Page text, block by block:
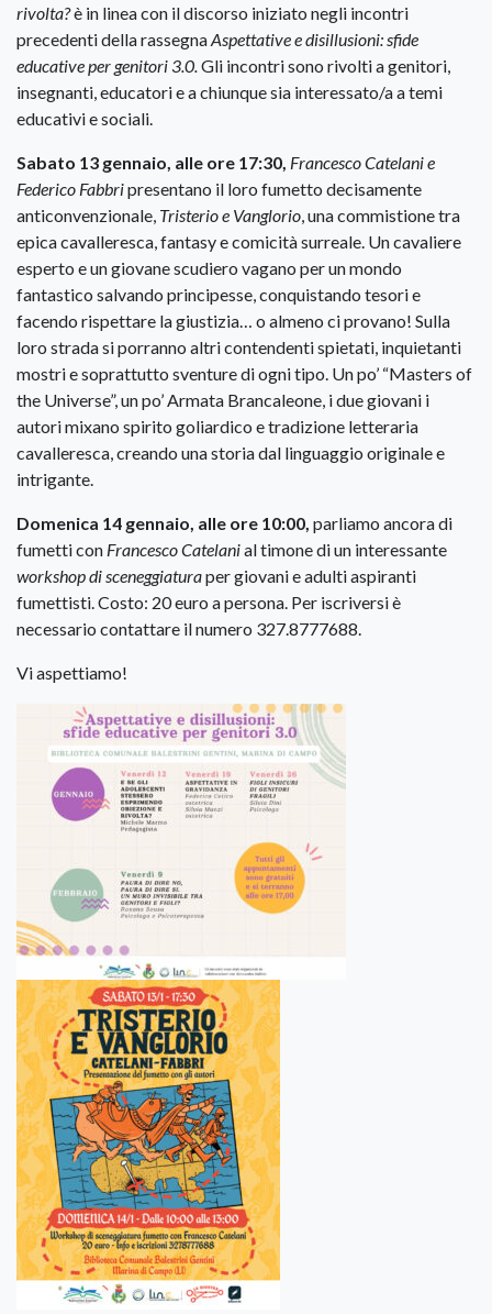
rivolta?è in linea con il discorso iniziato negli incontri
precedenti della rassegnaAspettative e disillusioni: sfide
educative per genitori 3.0. Gli incontri sono rivolti a genitori,
insegnanti, educatori e a chiunque sia interessato/a a temi
educativi e sociali.
Sabato 13 gennaio, alle ore 17:30, Francesco Catelani e
Federico Fabbripresentano il loro fumetto decisamente
anticonvenzionale, Tristerio e Vanglorio , una commistione tra
epica cavalleresca, fantasy e comicità surreale. Un cavaliere
esperto e un giovane scudiero vagano per un mondo
fantastico salvando principesse, conquistando tesori e
facendo rispettare la giustizia… o almeno ci provano! Sulla
loro strada si porranno altri contendenti spietati, inquietanti
mostri e soprattutto sventure di ogni tipo. Un po’ “Masters of
the Universe”, un po’ Armata Brancaleone, i due giovani i
autori mixano spirito goliardico e tradizione letteraria
cavalleresca, creando una storia dal linguaggio originale e
intrigante.
Domenica 14 gennaio, alle ore 10:00, parliamo ancora di
fumetti con Francesco Catelanial timone di un interessante
workshop di sceneggiaturaper giovani e adulti aspiranti
fumettisti. Costo: 20 euro a persona. Per iscriversi è
necessario contattare il numero 327.8777688.
Vi aspettiamo!